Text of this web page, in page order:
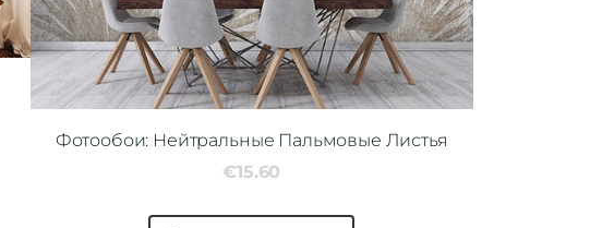
Фотообои: Нейтральные Пальмовые Листья
€15.60